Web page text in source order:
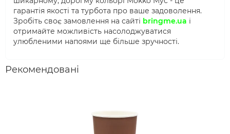
гарантія якості та турбота про ваше задоволення.
Зробіть своє замовлення на сайті bringme.ua і
отримайте можливість насолоджуватися
улюбленими напоями ще більше зручності.
Рекомендовані